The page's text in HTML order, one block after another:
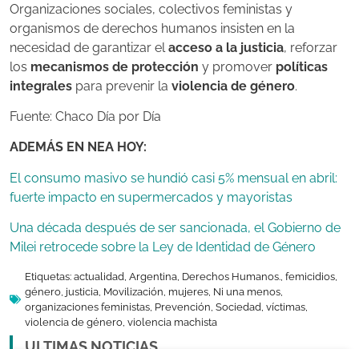
Organizaciones sociales, colectivos feministas y
organismos de derechos humanos insisten en la
necesidad de garantizar el acceso a la justicia, reforzar
los mecanismos de protección y promover políticas
integrales para prevenir la violencia de género.
Fuente: Chaco Día por Día
ADEMÁS EN NEA HOY:
El consumo masivo se hundió casi 5% mensual en abril:
fuerte impacto en supermercados y mayoristas
Una década después de ser sancionada, el Gobierno de
Milei retrocede sobre la Ley de Identidad de Género
Etiquetas: actualidad Argentina Derechos Humanos. femicidios
género justicia Movilización mujeres Ni una menos
organizaciones feministas Prevención Sociedad víctimas
violencia de género violencia machista